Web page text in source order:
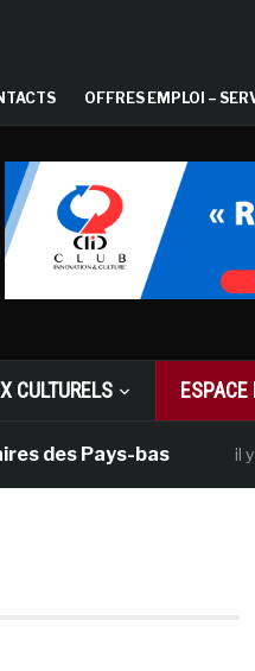
OFFRES EMPLOI –
CULTURELS ESPACE
Pays-bas il y a 1